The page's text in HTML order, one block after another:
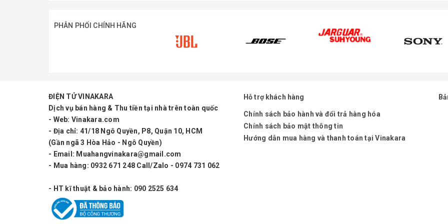
BO MẠCH REVERT ECHO ĐẦY ĐỦ
PHÂN PHỐI CHÍNH HÃNG
ĐIỆN TỬ VINAKARA
Dịch vụ bán hàng & Thu tiền tại nhà trên toàn quốc
- Web: Vinakara.com
- Địa chỉ: 41/18 Ngô Quyền, P8, Quận 10, HCM
(Gần ngã 3 Hòa Hảo - Ngô Quyền)
- Email: Muahangvinakara@gmail.com
- Mua hàng: 0932 671 248 Call/Zalo - 0974 731 062
- HT kĩ thuật & bảo hành: 090 2525 634
Hỗ trợ khách hàng
Chính sách bảo hành và đổi trả hàng hóa
Chính sách bảo mật thông tin
Hướng dẫn mua hàng và thanh toán tại Vinakara